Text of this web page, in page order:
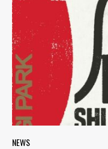
NEWS